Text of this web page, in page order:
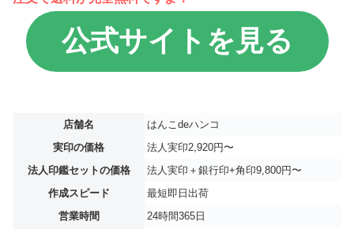
公式サイトを見る
店舗名
はんこdeハンコ
実印の価格
法人実印2,920円〜
法人印鑑セットの価格
法人実印＋銀行印+角印9,800円〜
作成スピード
最短即日出荷
営業時間
24時間365日